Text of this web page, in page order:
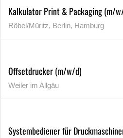
Kalkulator Print & Packaging (m/
Röbel/Müritz, Berlin, Hamburg
Offsetdrucker (m/w/d)
Weiler im Allgäu
Systembediener für